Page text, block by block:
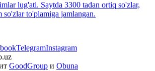
lug'ati. Saytda 3300 tadan ortiq so'zlar,
so'zlar to'plamiga jamlangan.
TelegramInstagram
GoodGroup и Obuna